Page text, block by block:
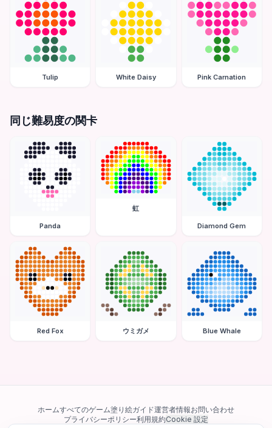
Tulip White Daisy Pink Carnation
同じ難易度の関卡
Panda
虹
Diamond Gem
Red Fox ウミガメ Blue Whale
ホームすべてのゲーム塗り絵ガイド運営者情報お問い合わせ
プライバシーポリシー利用規約Cookie 設定